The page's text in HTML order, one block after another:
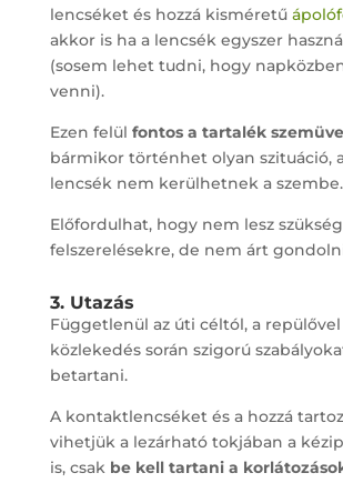
lencséket és hozzá kisméretű
akkor is ha a lencsék egyszer
(sosem lehet tudni, hogy
venni).
Ezen felül fontos a tartalék
bármikor történhet olyan szituáció,
lencsék nem kerülhetnek a szembe.
Előfordulhat, hogy nem lesz
felszerelésekre, de nem árt
3. Utazás
Függetlenül az úti céltól, a repülővel
közlekedés során szigorú
betartani.
A kontaktlencséket és a hozzá
vihetjük a lezárható tokjában a
is, csak be kell tartani a